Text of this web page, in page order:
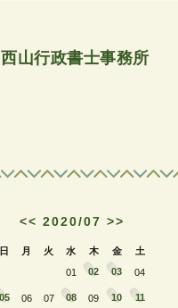
西山行政書士事務所
<< 2020/07 >>
日 月 火 水 木 金
土
01
02 03 04
06 07 08 09 10 11